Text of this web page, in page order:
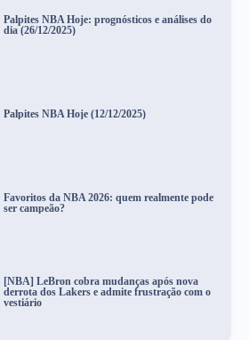
Palpites NBA Hoje: prognósticos e análises do
dia (26/12/2025)
Palpites NBA Hoje (12/12/2025)
Favoritos da NBA 2026: quem realmente pode
ser campeão?
[NBA] LeBron cobra mudanças após nova
derrota dos Lakers e admite frustração com o
vestiário